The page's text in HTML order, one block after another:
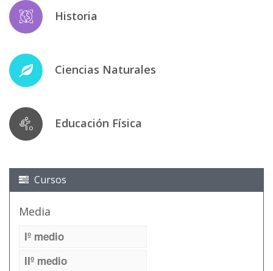
Historia
Ciencias Naturales
Educación Física
Cursos
Media
Iº medio
IIº medio